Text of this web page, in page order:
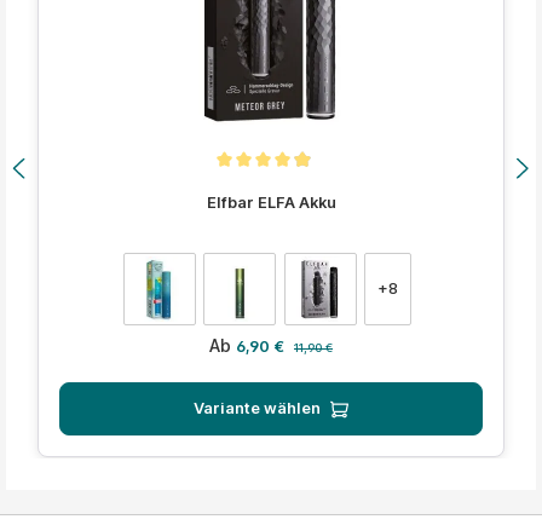
Elfbar ELFA Akku
auswählen
+8
Verkaufspreis:
Ab 6,90 € Regulärer Preis:
11,90 €
Variante wählen